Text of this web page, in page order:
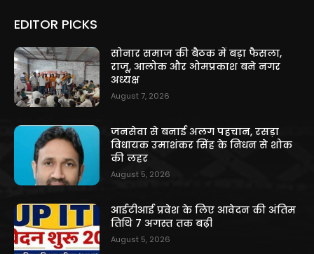
EDITOR PICKS
सोनार समाज की बैठक में बड़ा फैसला,
राजू, आलोक और ओमप्रकाश बने नगर
अध्यक्ष
August 7, 2026
जनसेवा से बनाई अलग पहचान, रसड़ा
विधायक उमाशंकर सिंह के निधन से शोक
की लहर
August 5, 2026
आईटीआई प्रवेश के लिए आवेदन की अंतिम
तिथि 7 अगस्त तक बढ़ी
August 5, 2026